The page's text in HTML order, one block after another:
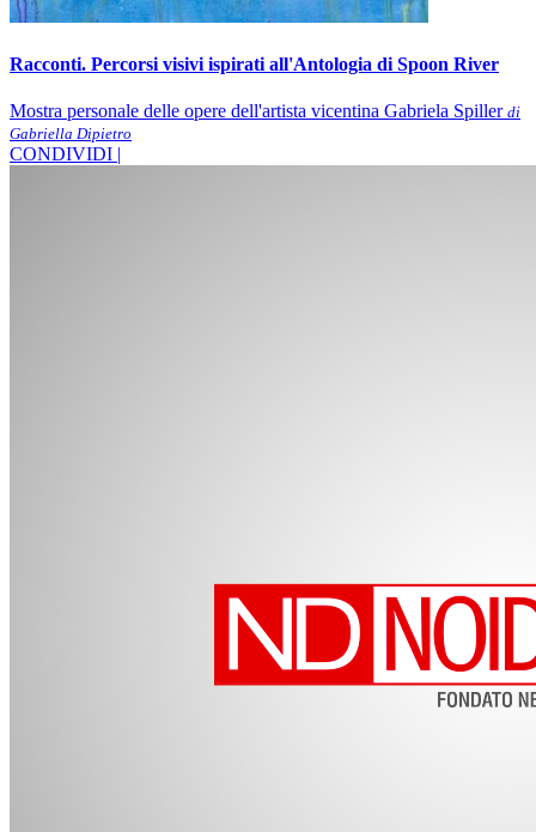
Racconti. Percorsi visivi ispirati all'Antologia di Spoon River
Mostra personale delle opere dell'artista vicentina Gabriela Spiller di
Gabriella Dipietro
CONDIVIDI |